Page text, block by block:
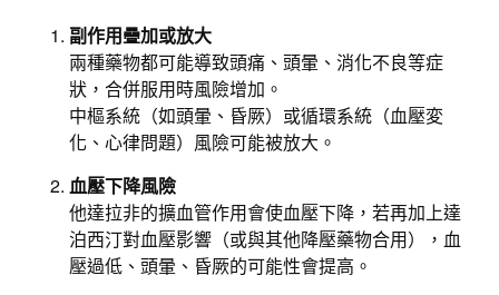
副作用疊加或放大
兩種藥物都可能導致頭痛、頭暈、消化不良等症
狀，合併服用時風險增加。
中樞系統（如頭暈、昏厥）或循環系統（血壓変
化、心律問題）風險可能被放大。
血壓下降風險
他達拉非的擴血管作用會使血壓下降，若再加上達
泊西汀對血壓影響（或與其他降壓藥物合用），血
壓過低、頭暈、昏厥的可能性會提高。